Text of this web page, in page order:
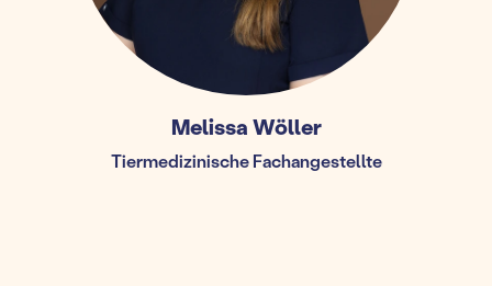
Melissa Wöller
Tiermedizinische Fachangestellte